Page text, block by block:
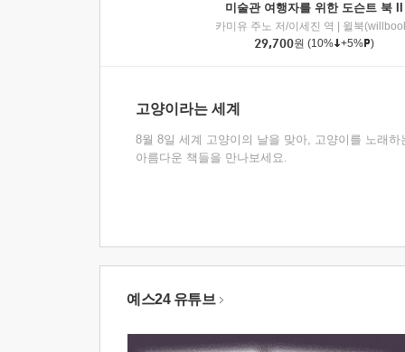
미술관 여행자를 위한 도슨트 북 II
카미유 주노 저/이세진 역
윌북
29,700원 (10% +5% )
고양이라는 세계
8월 8일 세계 고양이의 날을 맞아, 고양이를 노래하
아름다운 책들을 만나보세요.
예스24 유튜브